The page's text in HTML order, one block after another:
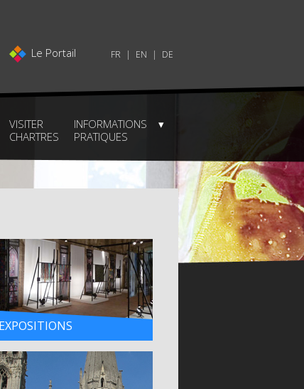
VISITER
CHARTRES
INFORMATIONS
PRATIQUES
FR EN DE
Le Portail